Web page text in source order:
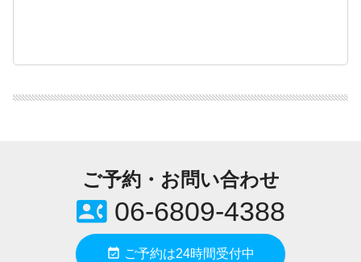
ご予約・お問い合わせ
contact_phone06-6809-4388
event_available ご予約は24時間受付中